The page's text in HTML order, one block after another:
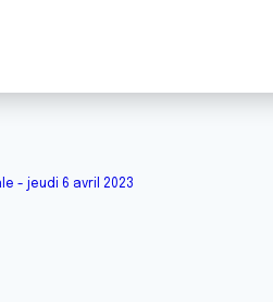
- jeudi 6 avril 2023